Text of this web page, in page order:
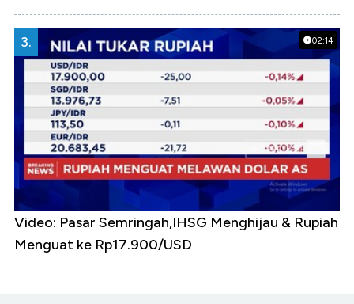
02:14
3.
Video: Pasar Semringah,IHSG Menghijau & Rupiah
Menguat ke Rp17.900/USD